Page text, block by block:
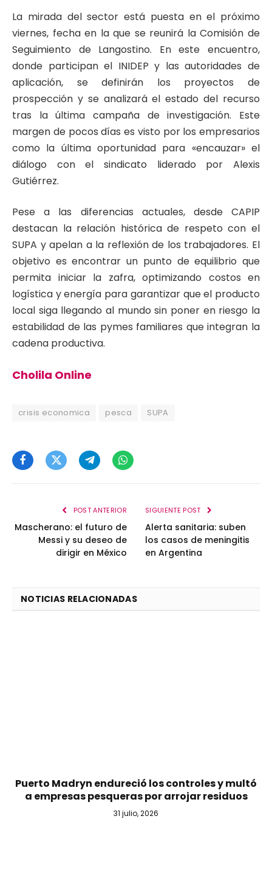
La mirada del sector está puesta en el próximo
viernes, fecha en la que se reunirá la Comisión de
Seguimiento de Langostino. En este encuentro,
donde participan el INIDEP y las autoridades de
aplicación, se definirán los proyectos de
prospección y se analizará el estado del recurso
tras la última campaña de investigación. Este
margen de pocos días es visto por los empresarios
como la última oportunidad para «encauzar» el
diálogo con el sindicato liderado por Alexis
Gutiérrez.
Pese a las diferencias actuales, desde CAPIP
destacan la relación histórica de respeto con el
SUPA y apelan a la reflexión de los trabajadores. El
objetivo es encontrar un punto de equilibrio que
permita iniciar la zafra, optimizando costos en
logística y energía para garantizar que el producto
local siga llegando al mundo sin poner en riesgo la
estabilidad de las pymes familiares que integran la
cadena productiva.
Cholila Online
crisis economica pesca SUPA
FacebookTwitterTelegramWhatsApp
POST ANTERIOR
Mascherano: el futuro de
Messi y su deseo de
dirigir en México
SIGUIENTE POST
Alerta sanitaria: suben
los casos de meningitis
en Argentina
NOTICIAS RELACIONADAS
Puerto Madryn endureció los controles y multó
a empresas pesqueras por arrojar residuos
31 julio, 2026